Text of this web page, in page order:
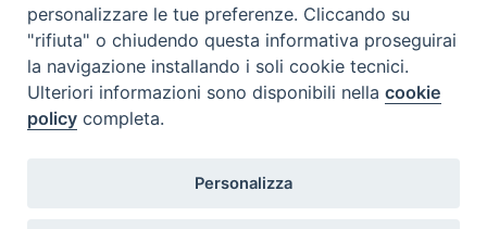
@2022 - Istituto Superiore di Scienze Religiose di Milano, via
personalizzare le tue preferenze. Cliccando su
"rifiuta" o chiudendo questa informativa proseguirai
la navigazione installando i soli cookie tecnici.
Ulteriori informazioni sono disponibili nellacookie
policy completa.
Personalizza